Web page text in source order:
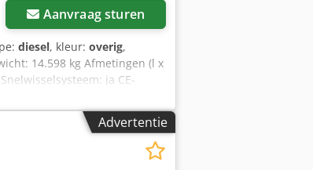
Aanvraag sturen
diesel, kleur: overig,
14.598 kg Afmetingen (l x
ja CE-
opties en accessoires = - 3e
Hamer-/sorteerfunctie
- Seinlicht - Verwarmde
Productieland:
rubberen rupsbanden,
Advertentie